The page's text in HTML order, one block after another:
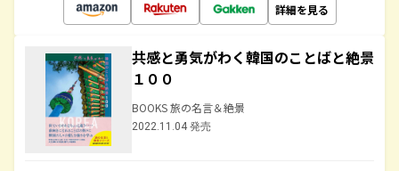
詳細を見る
共感と勇気がわく韓国のことばと絶景
１００
BOOKS 旅の名言＆絶景
2022.11.04 発売